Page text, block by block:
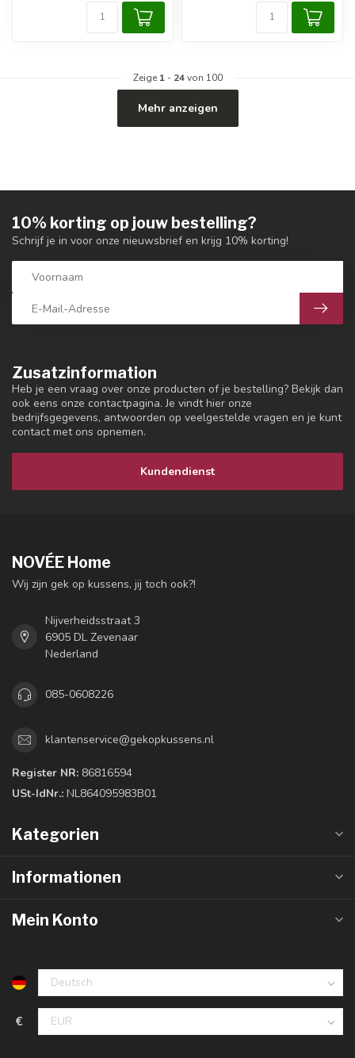
Zeige 1- 24von 100
Mehr anzeigen
Zusatzinformation
Heb je een vraag over onze producten of je bestelling? Bekijk dan
ook eens onze contactpagina. Je vindt hier onze
bedrijfsgegevens, antwoorden op veelgestelde vragen en je kunt
contact met ons opnemen.
Kundendienst
10% korting op jouw bestelling?
Schrijf je in voor onze nieuwsbrief en krijg 10% korting!
NOVÉE Home
Wij zijn gek op kussens, jij toch ook?!
Nijverheidsstraat 3
6905 DL Zevenaar
Nederland
085-0608226
klantenservice@gekopkussens.nl
Register NR: 86816594
USt-IdNr.: NL864095983B01
Kategorien
Informationen
Mein Konto
€